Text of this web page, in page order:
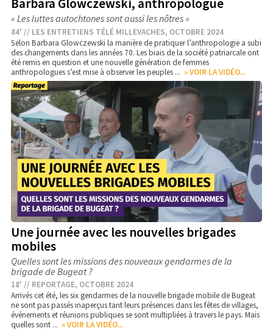
Barbara Glowczewski, anthropologue
« Les luttes autochtones sont aussi les nôtres »
84' // LES ENTRETIENS TÉLÉ MILLEVACHES, OCTOBRE 2024
Selon Barbara Glowczewski la manière de pratiquer l’anthropologie a subi
des changements dans les années 70. Les biais de la société patriarcale ont
été remis en question et une nouvelle génération de femmes
anthropologues s’est mise à observer les peuples ... » VOIR LA VIDÉO...
Une journée avec les nouvelles brigades
mobiles
Quelles sont les missions des nouveaux gendarmes de la
brigade de Bugeat ?
18' // REPORTAGE, OCTOBRE 2024
Arrivés cet été, les six gendarmes de la nouvelle brigade mobile de Bugeat
ne sont pas passés inaperçus tant leurs présences dans les fêtes de villages,
événements et réunions publiques se sont multipliées à travers le pays. Mais
quelles sont ... » VOIR LA VIDÉO...